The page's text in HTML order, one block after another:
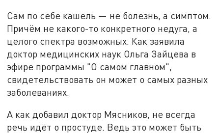
Сам по себе кашель — не болезнь, а симптом.
Причём не какого-то конкретного недуга, а
целого спектра возможных. Как заявила
доктор медицинских наук Ольга Зайцева в
эфире программы "О самом главном",
свидетельствовать он может о самых разных
заболеваниях.
А как добавил доктор Мясников, не всегда
речь идёт о простуде. Ведь это может быть